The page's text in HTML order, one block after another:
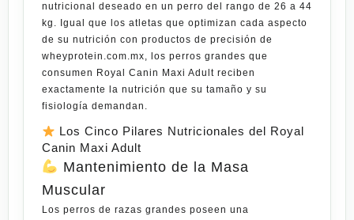
nutricional deseado en un perro del rango de 26 a 44
kg. Igual que los atletas que optimizan cada aspecto
de su nutrición con productos de precisión de
wheyprotein.com.mx, los perros grandes que
consumen Royal Canin Maxi Adult reciben
exactamente la nutrición que su tamaño y su
fisiología demandan.
Los Cinco Pilares Nutricionales del Royal
Canin Maxi Adult
Mantenimiento de la Masa
Muscular
Los perros de razas grandes poseen una